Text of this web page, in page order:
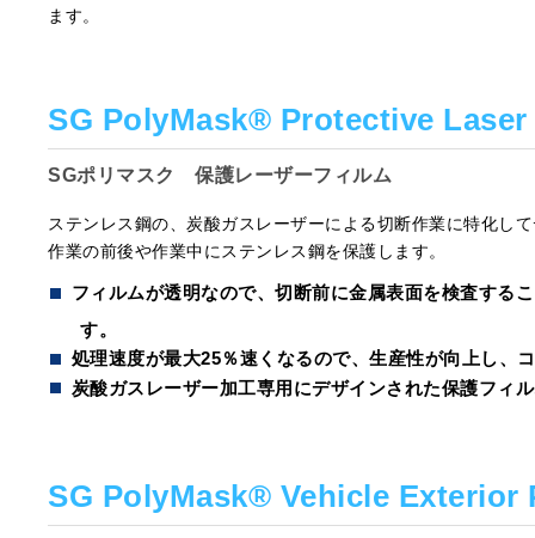
ます。
SG PolyMask® Protective
SGポリマスク 保護レーザーフィルム
ステンレス鋼の、炭酸ガスレーザーによる切断作業に特化し
作業の前後や作業中にステンレス鋼を保護します。
フィルムが透明なので、切断前に金属表面を検査する
す。
処理速度が最大25％速くなるので、生産性が向上し、
炭酸ガスレーザー加工専用にデザインされた保護フィ
SG PolyMask® Vehicle Exterior